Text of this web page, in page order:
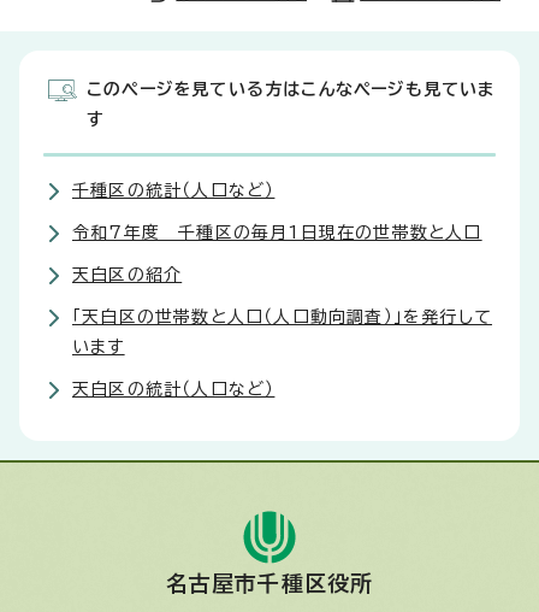
このページを見ている方はこんなページも見ていま
す
千種区の統計（人口など）
令和7年度 千種区の毎月1日現在の世帯数と人口
天白区の紹介
「天白区の世帯数と人口（人口動向調査）」を発行して
います
天白区の統計（人口など）
名古屋市千種区役所